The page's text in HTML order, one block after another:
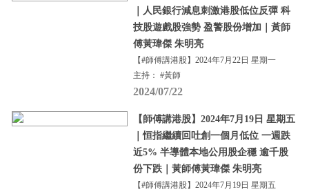
｜人民銀行減息刺激港股低位反彈 科
技股遊戲股強勢 盈警股份增加｜黃師
傅黃瑋傑 朱明亮
【#師傅講港股】2024年7月22日 星期一
主持： #黃師
2024/07/22
【師傅講港股】2024年7月19日 星期五
｜恒指繼續回吐創一個月低位 一週跌
近5% 半導體本地公用股企穩 逾千股
份下跌｜黃師傅黃瑋傑 朱明亮
【#師傅講港股】2024年7月19日 星期五